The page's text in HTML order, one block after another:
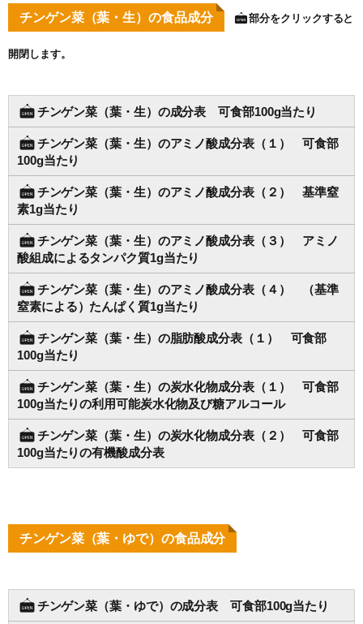
チンゲン菜（葉・生）の食品成分 部分をクリックすると
開閉します。
チンゲン菜（葉・生）の成分表 可食部100g当たり
チンゲン菜（葉・生）のアミノ酸成分表（１） 可食部
100g当たり
チンゲン菜（葉・生）のアミノ酸成分表（２） 基準窒
素1g当たり
チンゲン菜（葉・生）のアミノ酸成分表（３） アミノ
酸組成によるタンパク質1g当たり
チンゲン菜（葉・生）のアミノ酸成分表（４） （基準
窒素による）たんぱく質1g当たり
チンゲン菜（葉・生）の脂肪酸成分表（１） 可食部
100g当たり
チンゲン菜（葉・生）の炭水化物成分表（１） 可食部
100g当たりの利用可能炭水化物及び糖アルコール
チンゲン菜（葉・生）の炭水化物成分表（２） 可食部
100g当たりの有機酸成分表
チンゲン菜（葉・ゆで）の食品成分
チンゲン菜（葉・ゆで）の成分表 可食部100g当たり